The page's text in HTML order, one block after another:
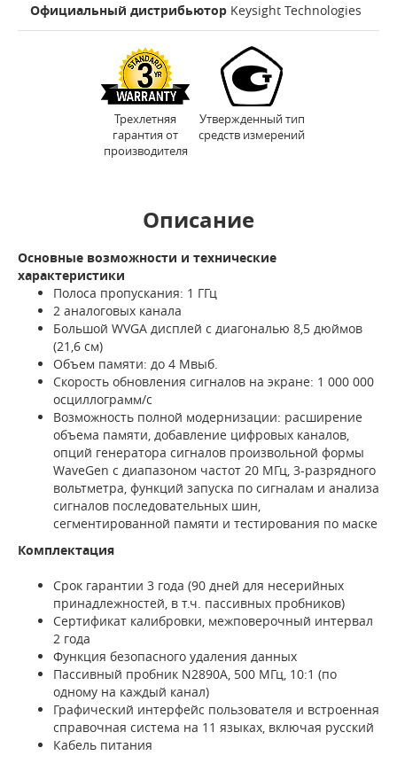
Официальный дистрибьютор Keysight Technologies
Трехлетняя
гарантия от
производителя
Утвержденный тип
средств измерений
Описание
Основные возможности и технические
характеристики
Полоса пропускания: 1 ГГц
2 аналоговых канала
Большой WVGA дисплей с диагональю 8,5 дюймов
(21,6 см)
Объем памяти: до 4 Мвыб.
Скорость обновления сигналов на экране: 1 000 000
осциллограмм/с
Возможность полной модернизации: расширение
объема памяти, добавление цифровых каналов,
опций генератора сигналов произвольной формы
WaveGen с диапазоном частот 20 МГц, 3-разрядного
вольтметра, функций запуска по сигналам и анализа
сигналов последовательных шин,
сегментированной памяти и тестирования по маске
Комплектация
Срок гарантии 3 года (90 дней для несерийных
принадлежностей, в т.ч. пассивных пробников)
Сертификат калибровки, межповерочный интервал
2 года
Функция безопасного удаления данных
Пассивный пробник N2890A, 500 МГц, 10:1 (по
одному на каждый канал)
Графический интерфейс пользователя и встроенная
справочная система на 11 языках, включая русский
Кабель питания